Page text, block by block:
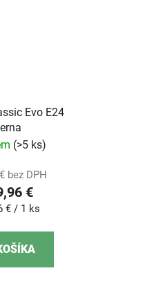
Evo E24
(>5 ks)
bez DPH
€
€ / 1 ks